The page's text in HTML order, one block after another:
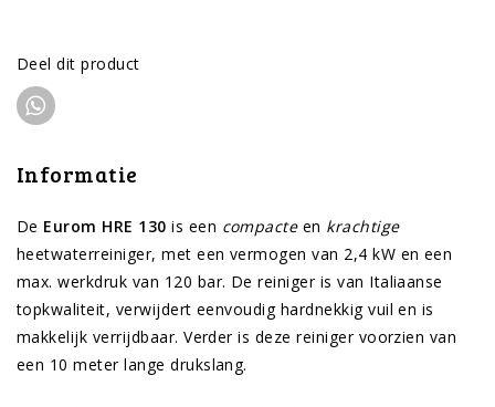
Deel dit product
Informatie
De Eurom HRE 130 is een compacteen krachtige
heetwaterreiniger, met een vermogen van 2,4 kW en een
max. werkdruk van 120 bar. De reiniger is van Italiaanse
topkwaliteit, verwijdert eenvoudig hardnekkig vuil en is
makkelijk verrijdbaar. Verder is deze reiniger voorzien van
een 10 meter lange drukslang.